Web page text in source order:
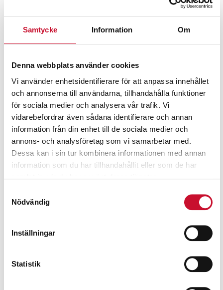
Samtycke Information Om
Denna webbplats använder cookies
Vi använder enhetsidentifierare för att anpassa innehållet
och annonserna till användarna, tillhandahålla funktioner
för sociala medier och analysera vår trafik. Vi
vidarebefordrar även sådana identifierare och annan
information från din enhet till de sociala medier och
annons- och analysföretag som vi samarbetar med.
Dessa kan i sin tur kombinera informationen med annan
information som du har tillhandahållit eller som de har
Nödvändig
Inställningar
Statistik
Exkl. moms
Hetvattentvätt Therm
Hetvattentvätt Therm
Exkl. moms